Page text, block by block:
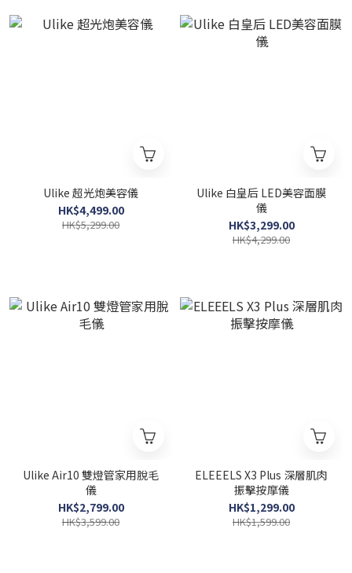
Ulike 超光炮美容儀
HK$4,499.00
HK$5,299.00
Ulike 白皇后 LED美容面膜
儀
HK$3,299.00
HK$4,299.00
Ulike Air10 雙燈管家用脫毛
儀
HK$2,799.00
HK$3,599.00
ELEEELS X3 Plus 深層肌肉
振擊按摩儀
HK$1,299.00
HK$1,599.00